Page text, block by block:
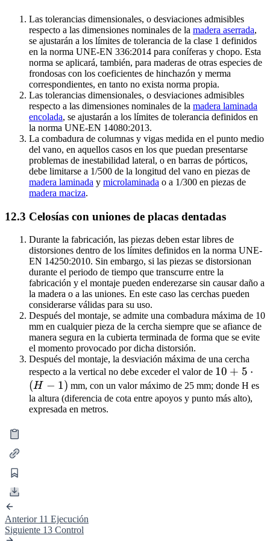
Las tolerancias dimensionales, o desviaciones admisibles
respecto a las dimensiones nominales de la madera aserrada,
se ajustarán a los límites de tolerancia de la clase 1 definidos
en la norma UNE-EN 336:2014 para coníferas y chopo. Esta
norma se aplicará, también, para maderas de otras especies de
frondosas con los coeficientes de hinchazón y merma
correspondientes, en tanto no exista norma propia.
Las tolerancias dimensionales, o desviaciones admisibles
respecto a las dimensiones nominales de la madera laminada
encolada, se ajustarán a los límites de tolerancia definidos en
la norma UNE-EN 14080:2013.
La combadura de columnas y vigas medida en el punto medio
del vano, en aquellos casos en los que puedan presentarse
problemas de inestabilidad lateral, o en barras de pórticos,
debe limitarse a 1/500 de la longitud del vano en piezas de
madera laminada y microlaminada o a 1/300 en piezas de
madera maciza.
12.3 Celosías con uniones de placas dentadas
Durante la fabricación, las piezas deben estar libres de
distorsiones dentro de los límites definidos en la norma UNE-
EN 14250:2010. Sin embargo, si las piezas se distorsionan
durante el periodo de tiempo que transcurre entre la
fabricación y el montaje pueden enderezarse sin causar daño a
la madera o a las uniones. En este caso las cerchas pueden
considerarse válidas para su uso.
Después del montaje, se admite una combadura máxima de 10
mm en cualquier pieza de la cercha siempre que se afiance de
manera segura en la cubierta terminada de forma que se evite
el momento provocado por dicha distorsión.
Después del montaje, la desviación máxima de una cercha
respecto a la vertical no debe exceder el valor de 10 +
5
\cdot
10 + 5 ⋅
(H − 1) mm, con un valor máximo de 25 mm; donde H es
la altura (diferencia de cota entre apoyos y punto más alto),
expresada en metros.
Anterior 11 Ejecución
Siguiente 13 Control